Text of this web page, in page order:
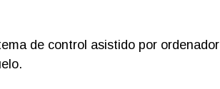
de control asistido por ordenador